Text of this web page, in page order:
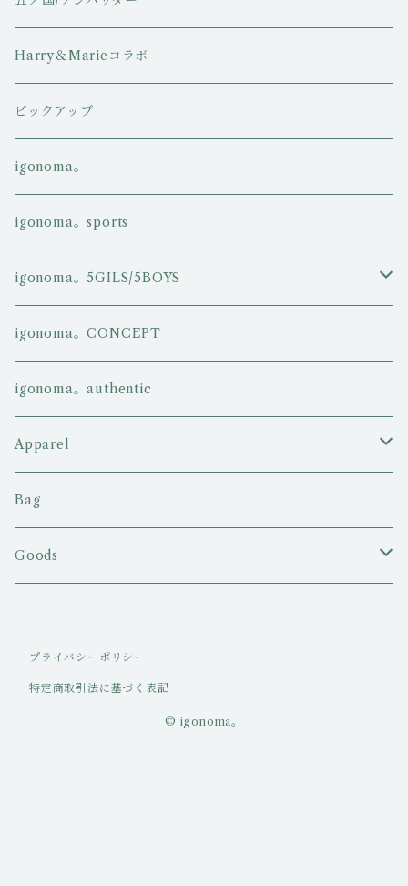
Harry＆Marieコラボ
ピックアップ
igonoma。
igonoma。sports
igonoma。5GILS/5BOYS
5GIRLS
5BOYS
igonoma。CONCEPT
igonoma。authentic
Apparel
Tシャツ
ロングスリーブTシャツ
パーカー・スエット
Bag
Goods
プライバシーポリシー
特定商取引法に基づく表記
© igonoma。